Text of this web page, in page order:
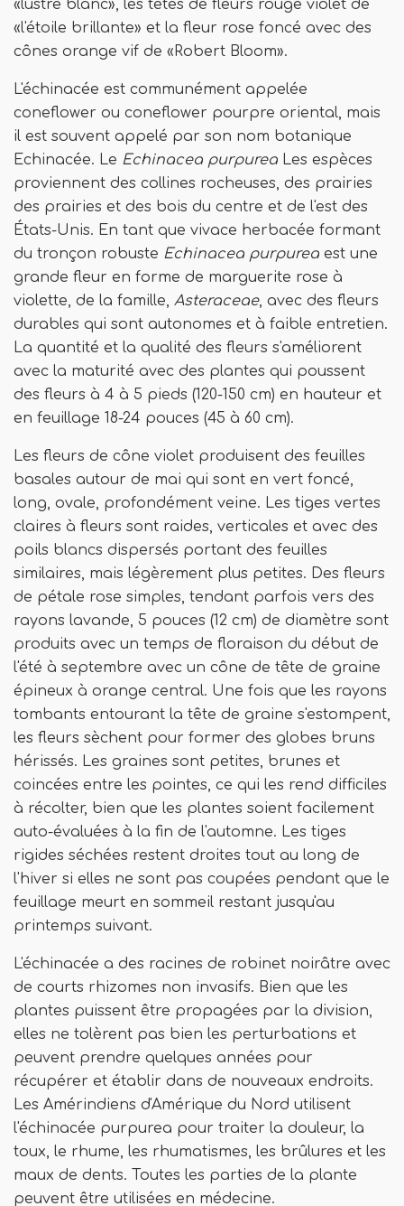
«lustre blanc», les têtes de fleurs rouge violet de
«l'étoile brillante» et la fleur rose foncé avec des
cônes orange vif de «Robert Bloom».
L'échinacée est communément appelée
coneflower ou coneflower pourpre oriental, mais
il est souvent appelé par son nom botanique
Echinacée. Le Echinacea purpurea Les espèces
proviennent des collines rocheuses, des prairies
des prairies et des bois du centre et de l'est des
États-Unis. En tant que vivace herbacée formant
du tronçon robuste Echinacea purpurea est une
grande fleur en forme de marguerite rose à
violette, de la famille, Asteraceae, avec des fleurs
durables qui sont autonomes et à faible entretien.
La quantité et la qualité des fleurs s'améliorent
avec la maturité avec des plantes qui poussent
des fleurs à 4 à 5 pieds (120-150 cm) en hauteur et
en feuillage 18-24 pouces (45 à 60 cm).
Les fleurs de cône violet produisent des feuilles
basales autour de mai qui sont en vert foncé,
long, ovale, profondément veine. Les tiges vertes
claires à fleurs sont raides, verticales et avec des
poils blancs dispersés portant des feuilles
similaires, mais légèrement plus petites. Des fleurs
de pétale rose simples, tendant parfois vers des
rayons lavande, 5 pouces (12 cm) de diamètre sont
produits avec un temps de floraison du début de
l'été à septembre avec un cône de tête de graine
épineux à orange central. Une fois que les rayons
tombants entourant la tête de graine s'estompent,
les fleurs sèchent pour former des globes bruns
hérissés. Les graines sont petites, brunes et
coincées entre les pointes, ce qui les rend difficiles
à récolter, bien que les plantes soient facilement
auto-évaluées à la fin de l'automne. Les tiges
rigides séchées restent droites tout au long de
l'hiver si elles ne sont pas coupées pendant que le
feuillage meurt en sommeil restant jusqu'au
printemps suivant.
L'échinacée a des racines de robinet noirâtre avec
de courts rhizomes non invasifs. Bien que les
plantes puissent être propagées par la division,
elles ne tolèrent pas bien les perturbations et
peuvent prendre quelques années pour
récupérer et établir dans de nouveaux endroits.
Les Amérindiens d'Amérique du Nord utilisent
l'échinacée purpurea pour traiter la douleur, la
toux, le rhume, les rhumatismes, les brûlures et les
maux de dents. Toutes les parties de la plante
peuvent être utilisées en médecine.